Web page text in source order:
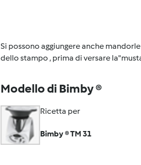
Si possono aggiungere anche
dello stampo , prima di versare
Modello di Bimby ®
Ricetta per
Bimby ® TM 31